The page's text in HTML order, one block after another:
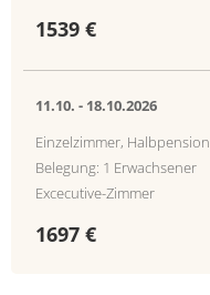
1539 €
11.10. - 18.10.2026
Einzelzimmer, Halbpension
Belegung: 1 Erwachsener
Excecutive-Zimmer
1697 €